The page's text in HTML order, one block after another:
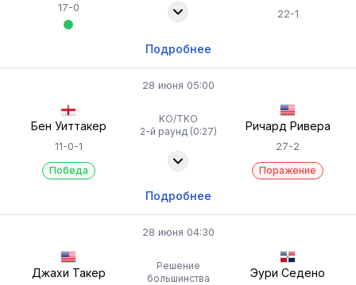
17-0
22-1
Подробнее
28 июня 05:00
Бен Уиттакер
11-0-1
Победа
KO/TKO
2-й раунд (0:27)
Ричард Ривера
27-2
Поражение
Подробнее
28 июня 04:30
Джахи Такер
Решение
большинства
Эури Седено